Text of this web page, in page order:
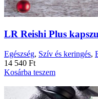
LR Reishi Plus
Egészség, Szív és keringés,
14 540 Ft
Kosárba teszem